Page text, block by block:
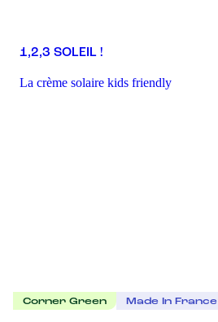
1,2,3 SOLEIL !
La crème solaire kids friendly
Corner Green Made In France